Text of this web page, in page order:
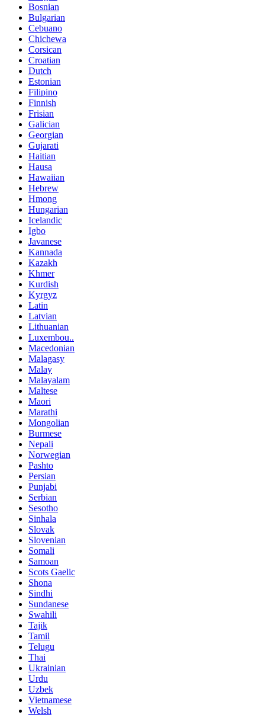
Bosnian
Bulgarian
Cebuano
Chichewa
Corsican
Croatian
Dutch
Estonian
Filipino
Finnish
Frisian
Galician
Georgian
Gujarati
Haitian
Hausa
Hawaiian
Hebrew
Hmong
Hungarian
Icelandic
Igbo
Javanese
Kannada
Kazakh
Khmer
Kurdish
Kyrgyz
Latin
Latvian
Lithuanian
Luxembou..
Macedonian
Malagasy
Malay
Malayalam
Maltese
Maori
Marathi
Mongolian
Burmese
Nepali
Norwegian
Pashto
Persian
Punjabi
Serbian
Sesotho
Sinhala
Slovak
Slovenian
Somali
Samoan
Scots Gaelic
Shona
Sindhi
Sundanese
Swahili
Tajik
Tamil
Telugu
Thai
Ukrainian
Urdu
Uzbek
Vietnamese
Welsh